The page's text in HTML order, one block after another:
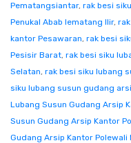
Pematangsiantar, rak besi
Penukal Abab lematang Ilir,
kantor Pesawaran, rak besi
Pesisir Barat, rak besi siku
Selatan, rak besi siku lubang
siku lubang susun gudang
Lubang Susun Gudang Arsip
Susun Gudang Arsip Kantor
Gudang Arsip Kantor Polewali